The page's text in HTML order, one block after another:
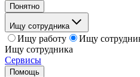
Понятно
Ищу сотрудника
Ищу работу
Ищу
Ищу сотрудника
Сервисы
Помощь